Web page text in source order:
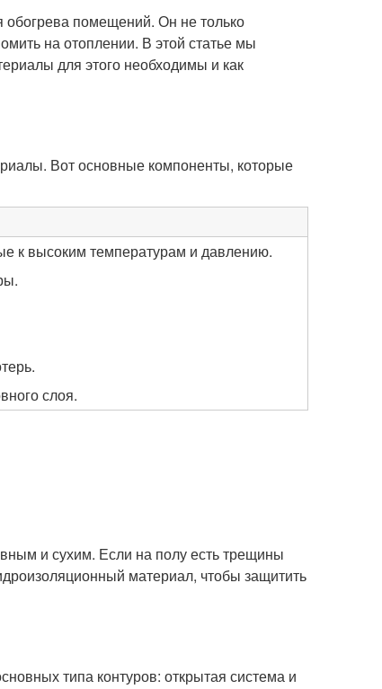
помещений. Он не только
на отоплении. В этой статье мы
для этого необходимы и как
Вот основные компоненты, которые
к высоким температурам и давлению.
слоя.
и сухим. Если на полу есть трещины
материал, чтобы защитить
типа контуров: открытая система и